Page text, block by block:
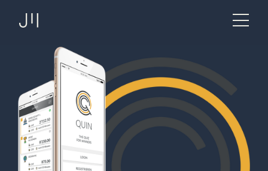
Link zur Startseite
Projekte
Technologien
Über uns
JOSHMARTIN
Applikationsentwicklung
Quiz for
winners